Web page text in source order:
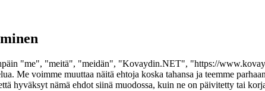
"me", "meitä", "meidän", "Kovaydin.NET", "https://
Me voimme muuttaa näitä ehtoja koska tahansa ja teemme
hyväksyt nämä ehdot siinä muodossa, kuin ne on päivitetty tai